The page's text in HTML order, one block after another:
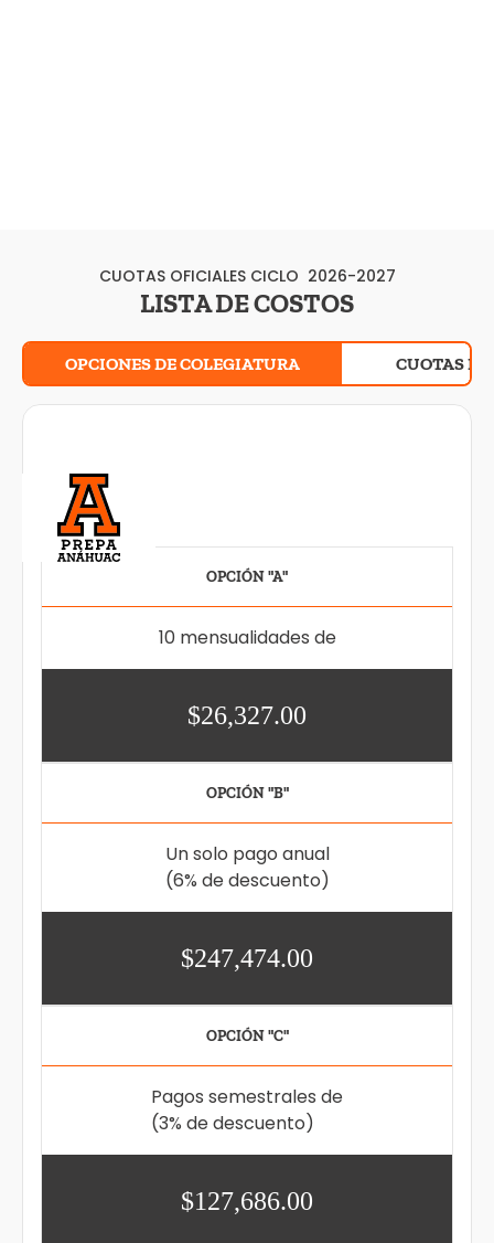
CUOTAS OFICIALES CICLO 2026-2027
LISTA DE COSTOS
OPCIONES DE COLEGIATURA CUOTAS
OPCIÓN "A"
10 mensualidades de
$26,327.00
OPCIÓN "B"
Un solo pago anual
(6% de descuento)
$247,474.00
OPCIÓN "C"
Pagos semestrales de
(3% de descuento)
$127,686.00